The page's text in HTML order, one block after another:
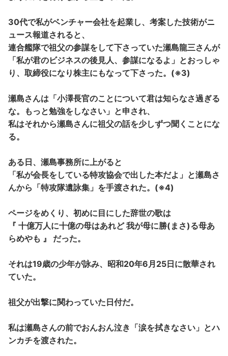
30代で私がベンチャー会社を起業し、考案した技術がニ
ュース報道されると、
連合艦隊で祖父の参謀をして下さっていた瀬島龍三さんが
「私が君のビジネスの後見人、参謀になるよ」とおっしゃ
り、取締役になり株主にもなって下さった。(※3)
瀬島さんは「小澤長官のことについて君は知らなさ過ぎる
な。もっと勉強をしなさい」と申され、
私はそれから瀬島さんに祖父の話を少しずつ聞くことにな
る。
ある日、瀬島事務所に上がると
「私が会長をしている特攻協会で出した本だよ」と瀬島さ
んから「特攻隊遺詠集」を手渡された。(※4)
ページをめくり、初めに目にした辞世の歌は
『 十億万人に十億の母はあれど 我が母に勝(まさ)る母あ
らめやも 』 だった。
それは19歳の少年が詠み、昭和20年6月25日に散華され
ていた。
祖父が出撃に関わっていた日付だ。
私は瀬島さんの前でおんおん泣き「涙を拭きなさい」とハ
ンカチを渡された。